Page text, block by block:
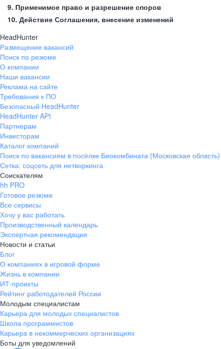
9. Применимое право и разрешение споров
10. Действие Соглашения, внесение изменений
HeadHunter
Размещение вакансий
Поиск по резюме
О компании
Наши вакансии
Реклама на сайте
Требования к ПО
Безопасный HeadHunter
HeadHunter API
Партнерам
Инвесторам
Каталог компаний
Поиск по вакансиям в посёлке Биокомбината (Московская область)
Сетка: соцсеть для нетворкинга
Соискателям
hh PRO
Готовое резюме
Все сервисы
Хочу у вас работать
Производственный календарь
Экспертная рекомендация
Новости и статьи
Блог
О компаниях в игровой форме
Жизнь в компании
ИТ-проекты
Рейтинг работодателей России
Молодым специалистам
Карьера для молодых специалистов
Школа программистов
Карьера в некоммерческих организациях
Боты для уведомлений